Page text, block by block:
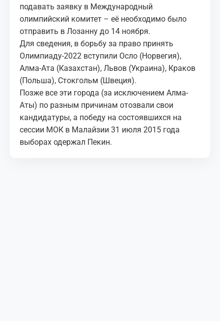
подавать заявку в Международный
олимпийский комитет – её необходимо было
отправить в Лозанну до 14 ноября.
Для сведения, в борьбу за право принять
Олимпиаду-2022 вступили Осло (Норвегия),
Алма-Ата (Казахстан), Львов (Украина), Краков
(Польша), Стокгольм (Швеция).
Позже все эти города (за исключением Алма-
Аты) по разным причинам отозвали свои
кандидатуры, а победу на состоявшихся на
сессии МОК в Малайзии 31 июля 2015 года
выборах одержал Пекин.